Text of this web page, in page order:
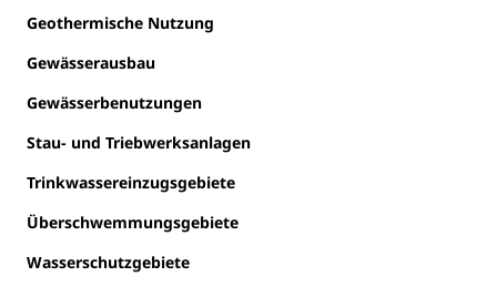
Geothermische Nutzung
Gewässerausbau
Gewässerbenutzungen
Stau- und Triebwerksanlagen
Trinkwassereinzugsgebiete
Überschwemmungsgebiete
Wasserschutzgebiete